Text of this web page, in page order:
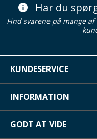
Har du
Find svarene på mange
KUNDESERVICE
INFORMATION
GODT AT VIDE